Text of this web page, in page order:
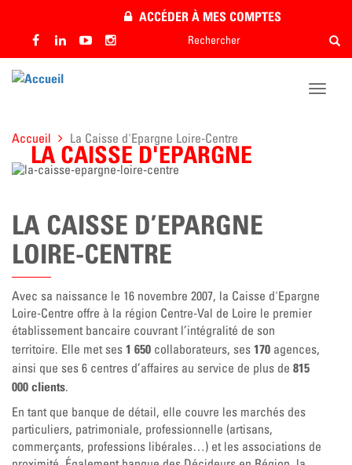
contenu
principal
ACCÉDER À MES COMPTES
Rechercher
Rechercher
Toggle
Accueil La Caisse d'Epargne Loire-Centre
LA CAISSE D'EPARGNE
CENTRE
LA CAISSE D’EPARGNE
LOIRE-CENTRE
Avec sa naissance le 16 novembre 2007, la Caisse d'Epargne
Loire-Centre offre à la région Centre-Val de Loire le premier
établissement bancaire couvrant l’intégralité de son
territoire. Elle met ses 1 650 collaborateurs, ses 170 agences,
ainsi que ses 6 centres d’affaires au service de plus de 815
000 clients.
En tant que banque de détail, elle couvre les marchés des
particuliers, patrimoniale, professionnelle (artisans,
commerçants, professions libérales…) et les associations de